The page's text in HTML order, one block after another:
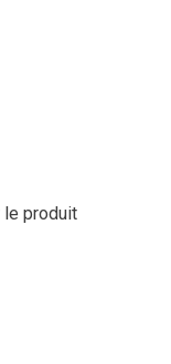
le produit